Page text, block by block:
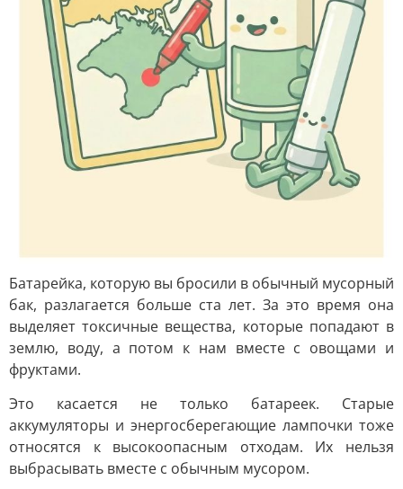
Батарейка, которую вы бросили в обычный мусорный
бак, разлагается больше ста лет. За это время она
выделяет токсичные вещества, которые попадают в
землю, воду, а потом к нам вместе с овощами и
фруктами.
Это касается не только батареек. Старые
аккумуляторы и энергосберегающие лампочки тоже
относятся к высокоопасным отходам. Их нельзя
выбрасывать вместе с обычным мусором.